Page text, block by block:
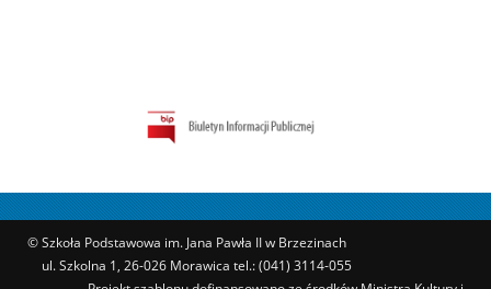
© Szkoła Podstawowa im. Jana Pawła II w Brzezinach
ul. Szkolna 1, 26-026 Morawica tel.: (041) 3114-055